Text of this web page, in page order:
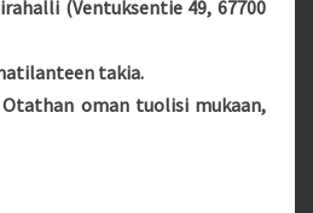
(Ventuksentie 49, 67700
takia.
Otathan oman tuolisi mukaan,